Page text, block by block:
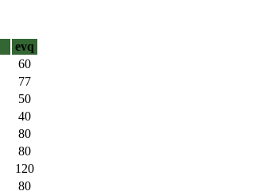
evq
60
77
50
40
80
80
120
80